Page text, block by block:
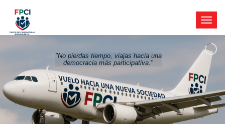
"No pierdas tiempo, viajas hacia una
democracia más participativa."